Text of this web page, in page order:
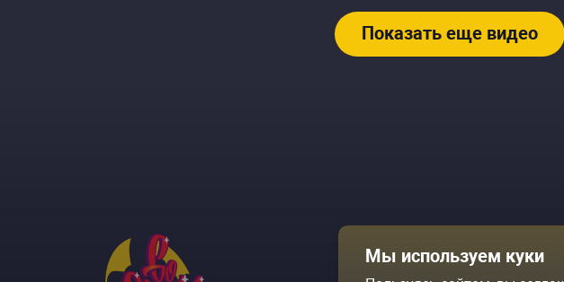
Показать еще видео
Площадки
Мы используем куки